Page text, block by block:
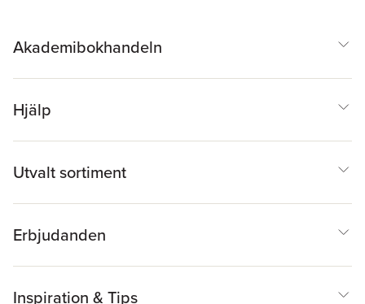
Akademibokhandeln
Hjälp
Utvalt sortiment
Erbjudanden
Inspiration & Tips